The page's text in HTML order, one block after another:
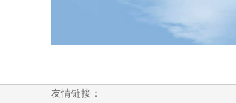
友情链接：